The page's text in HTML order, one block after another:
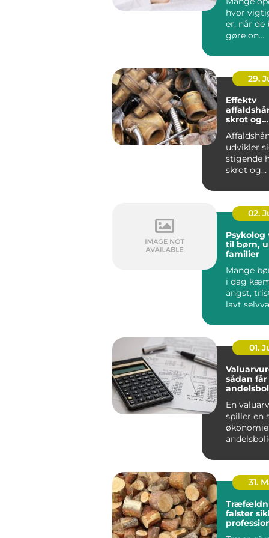
hvor
er, når de
gøre on...
29.
Effektv
skrot og
udvikler
stigende
skrot og
stramme...
02.
Psykolog
til børn,
familier
Mange
i dag
angst,
lavt
01.
sådan får
En
spiller en
31.
falster sikkert,